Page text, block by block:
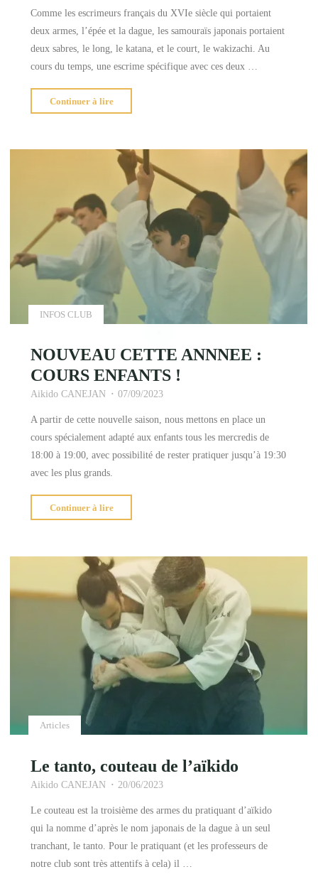
Comme les escrimeurs français du XVIe siècle qui portaient
deux armes, l’épée et la dague, les samouraïs japonais portaient
deux sabres, le long, le katana, et le court, le wakizachi. Au
cours du temps, une escrime spécifique avec ces deux …
Continuer à lire
de
l’aïkido"
INFOS CLUB
NOUVEAU CETTE ANNNEE :
COURS ENFANTS !
Aikido CANEJAN 07/09/2023
A partir de cette nouvelle saison, nous mettons en place un
cours spécialement adapté aux enfants tous les mercredis de
18:00 à 19:00, avec possibilité de rester pratiquer jusqu’à 19:30
avec les plus grands.
Continuer à lire
:
COURS
ENFANTS
!"
Articles
Le tanto, couteau de l’aïkido
Aikido CANEJAN 20/06/2023
Le couteau est la troisième des armes du pratiquant d’aïkido
qui la nomme d’après le nom japonais de la dague à un seul
tranchant, le tanto. Pour le pratiquant (et les professeurs de
notre club sont très attentifs à cela) il …